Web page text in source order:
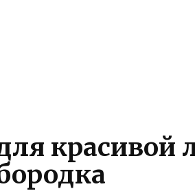
красивой